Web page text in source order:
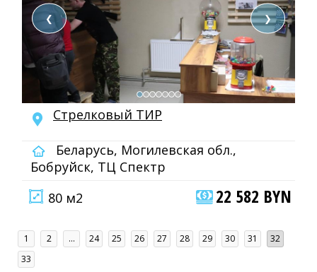
❮ ❯
Стрелковый ТИР
Беларусь, Могилевская обл.,
Бобруйск, ТЦ Спектр
80 м2
22 582 BYN
1 2 ... 24 25 26 27 28 29 30 31
32
33